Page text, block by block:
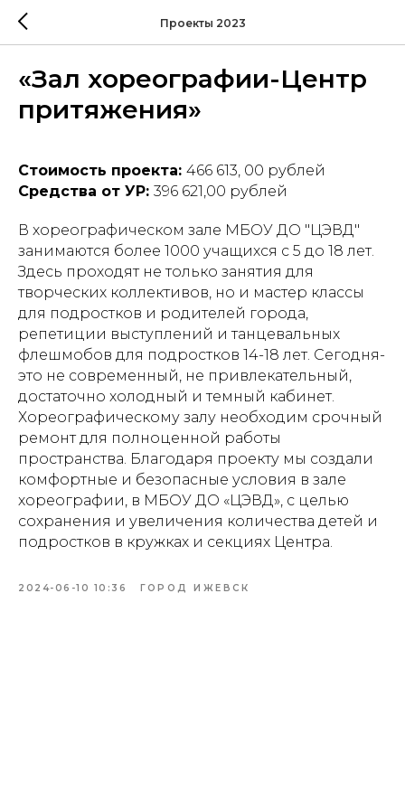
Проекты 2023
«Зал хореографии-Центр
притяжения»
Стоимость проекта: 466 613, 00 рублей
Средства от УР: 396 621,00 рублей
В хореографическом зале МБОУ ДО "ЦЭВД"
занимаются более 1000 учащихся с 5 до 18 лет.
Здесь проходят не только занятия для
творческих коллективов, но и мастер классы
для подростков и родителей города,
репетиции выступлений и танцевальных
флешмобов для подростков 14-18 лет. Сегодня-
это не современный, не привлекательный,
достаточно холодный и темный кабинет.
Хореографическому залу необходим срочный
ремонт для полноценной работы
пространства. Благодаря проекту мы создали
комфортные и безопасные условия в зале
хореографии, в МБОУ ДО «ЦЭВД», с целью
сохранения и увеличения количества детей и
подростков в кружках и секциях Центра.
2024-06-10 10:36 ГОРОД ИЖЕВСК